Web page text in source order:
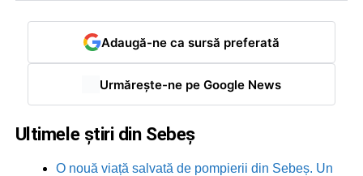
Adaugă-ne ca sursă preferată
Urmărește-ne pe Google News
Ultimele știri din Sebeș
O nouă viață salvată de pompierii din Sebeș. Un